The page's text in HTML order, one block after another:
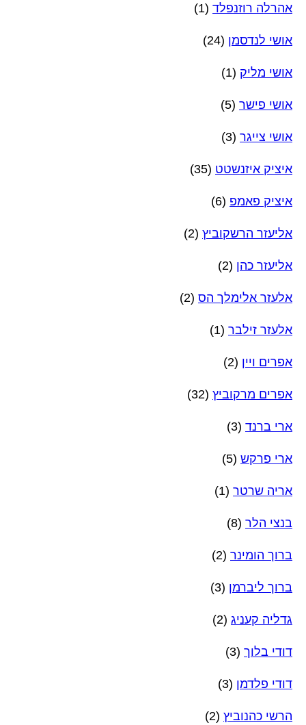
אהרלה רוזנפלד (1)
אושי לנדסמן (24)
אושי מליק (1)
אושי פישר (5)
אושי צייגר (3)
איציק איזנשטט (35)
איציק פאמפ (6)
אליעזר הרשקוביץ (2)
אליעזר כהן (2)
אלעזר אלימלך הס (2)
אלעזר זילבר (1)
אפרים ויין (2)
אפרים מרקוביץ (32)
ארי ברנד (3)
ארי פרקש (5)
אריה שרטר (1)
בנצי הלר (8)
ברוך הומינר (2)
ברוך ליברמן (3)
גדליה קעניג (2)
דודי בלוך (3)
דודי פלדמן (3)
הרשי כהנוביץ (2)